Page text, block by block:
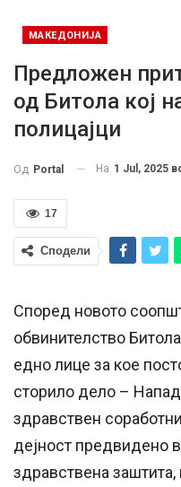
МАКЕДОНИЈА
Предложен
од Битола кој
полицајци
Од Portal На 1 Jul, 2025
17
Сподели
Според новото
обвинителство
едно лице за кое
сторило дело –
здравствен
дејност предвидено
здравствена